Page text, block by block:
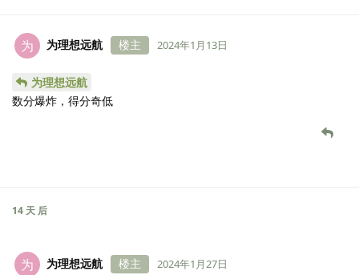
为 为理想远航 楼主 2024年1月13日
为理想远航
数分爆炸，得分奇低
14 天 后
为 为理想远航 楼主 2024年1月27日